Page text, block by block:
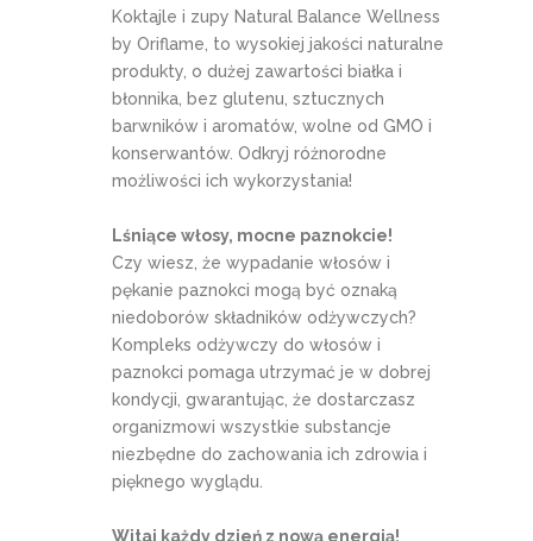
Koktajle i zupy Natural Balance Wellness
by Oriflame, to wysokiej jakości naturalne
produkty, o dużej zawartości białka i
błonnika, bez glutenu, sztucznych
barwników i aromatów, wolne od GMO i
konserwantów. Odkryj różnorodne
możliwości ich wykorzystania!
Lśniące włosy, mocne paznokcie!
Czy wiesz, że wypadanie włosów i
pękanie paznokci mogą być oznaką
niedoborów składników odżywczych?
Kompleks odżywczy do włosów i
paznokci pomaga utrzymać je w dobrej
kondycji, gwarantując, że dostarczasz
organizmowi wszystkie substancje
niezbędne do zachowania ich zdrowia i
pięknego wyglądu.
Witaj każdy dzień z nową energią!